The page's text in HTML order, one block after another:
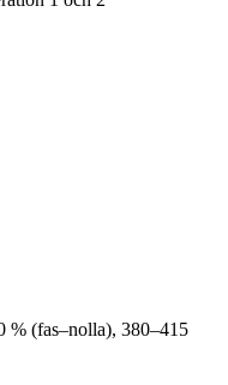
% (fas–nolla), 380–415